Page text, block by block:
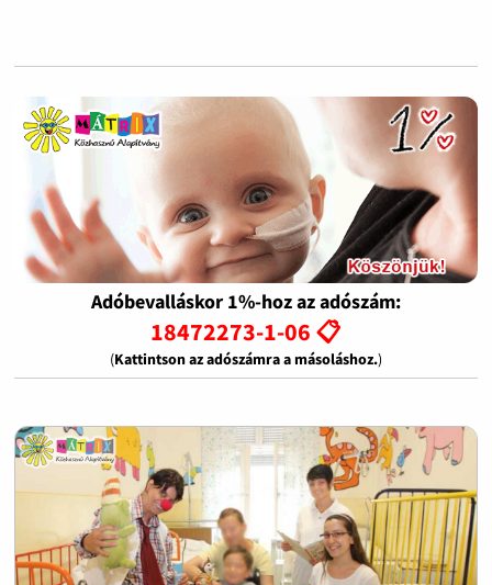
Adóbevalláskor 1%-hoz az adószám:
18472273-1-06 📋
(Kattintson az adószámra a másoláshoz.)